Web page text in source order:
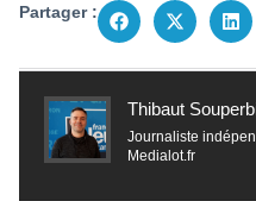
Partager :
Thibaut
Journaliste
Medialot.fr